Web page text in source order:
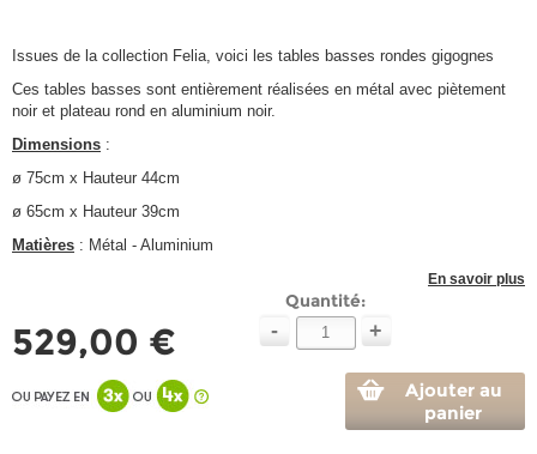
Issues de la collection Felia, voici les tables basses rondes gigognes
Ces tables basses sont entièrement réalisées en métal avec piètement
noir et plateau rond en aluminium noir.
Dimensions :
ø 75cm x Hauteur 44cm
ø 65cm x Hauteur 39cm
Matières : Métal - Aluminium
En savoir plus
529,00 €
Quantité:
- +
Ajouter au
panier